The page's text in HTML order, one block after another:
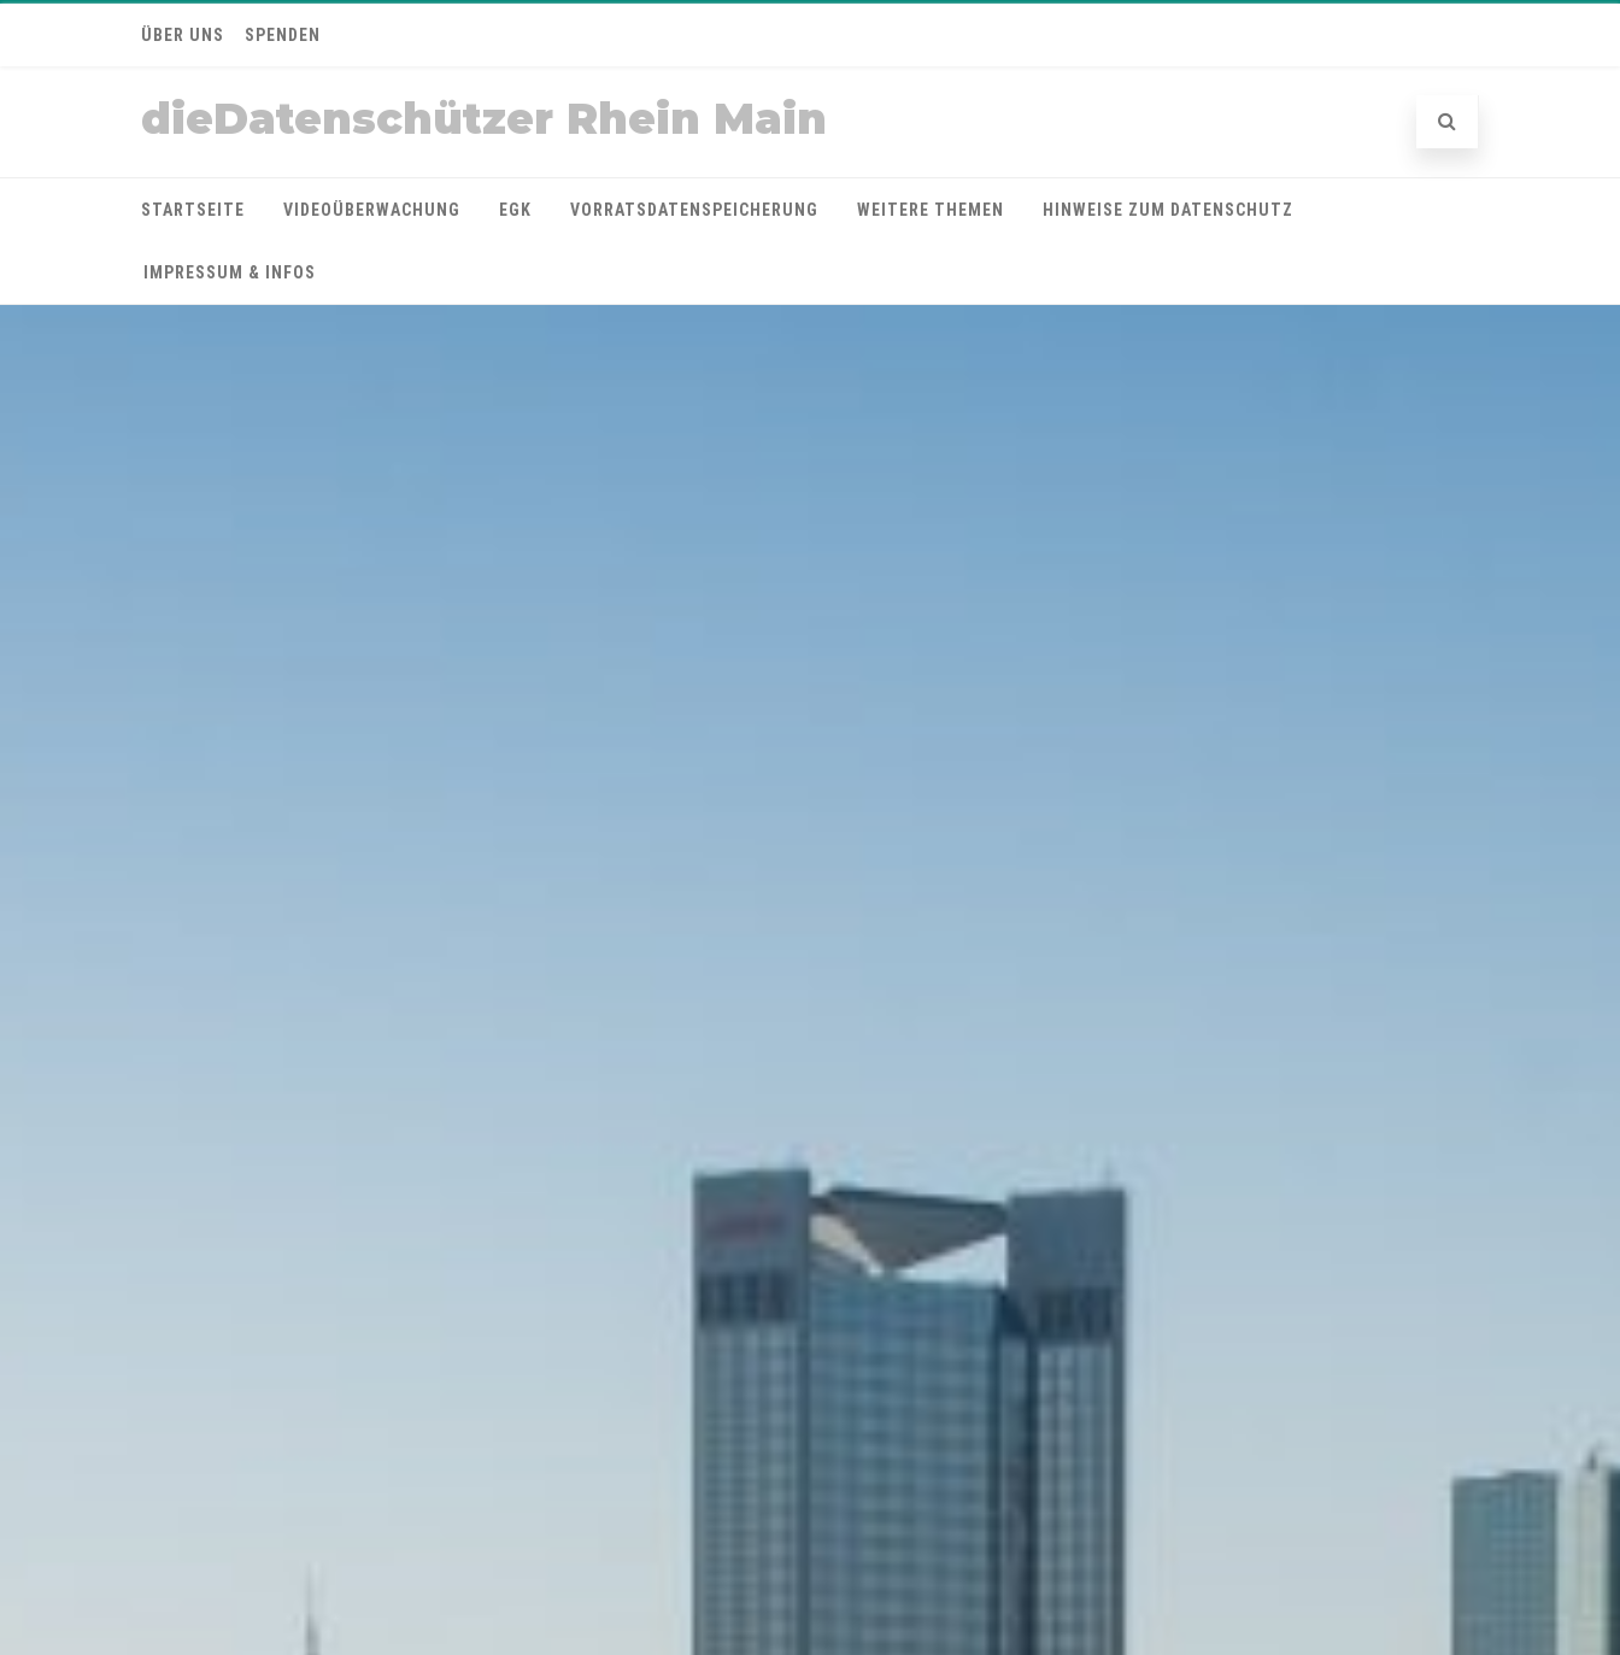
ÜBER UNS SPENDEN
dieDatenschützer Rhein Main
STARTSEITE VIDEOÜBERWACHUNG EGK VORRATSDATENSPEICHERUNG WEITERE THEMEN HINWEISE ZUM DATENSCHUTZ
IMPRESSUM & INFOS